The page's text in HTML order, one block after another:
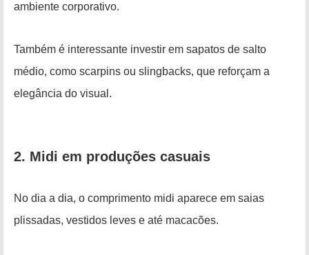
ambiente corporativo.
Também é interessante investir em sapatos de salto
médio, como scarpins ou slingbacks, que reforçam a
elegância do visual.
2. Midi em produções casuais
No dia a dia, o comprimento midi aparece em saias
plissadas, vestidos leves e até macacões.